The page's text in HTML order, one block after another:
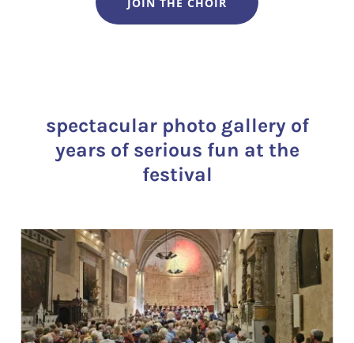
spectacular photo gallery of
years of serious fun at the
festival